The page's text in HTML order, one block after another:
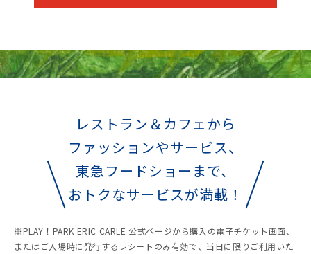
レストラン＆カフェから
ファッションやサービス、
東急フードショーまで、
おトクなサービスが満載！
※PLAY！PARK ERIC CARLE 公式ページから購入の電子チケット画面、
またはご入場時に発行するレシートのみ有効で、当日に限りご利用いた